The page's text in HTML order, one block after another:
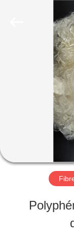
MAISON
VIDÉOS
AU